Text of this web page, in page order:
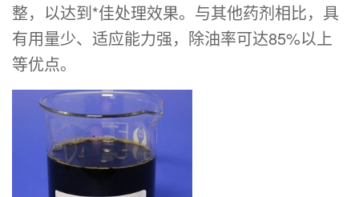
整，以达到*佳处理效果。与其他药剂相比，具
有用量少、适应能力强，除油率可达85%以上
等优点。